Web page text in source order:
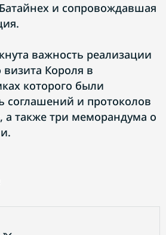
и сопровождавшая
важность реализации
визита Короля в
которого были
соглашений и протоколов
а также три меморандума о